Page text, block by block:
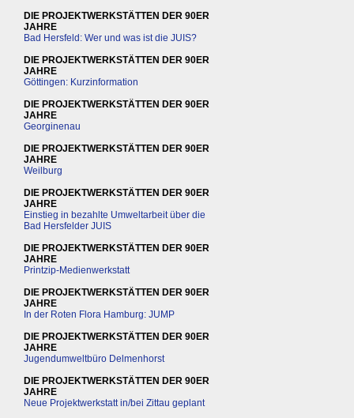
DIE PROJEKTWERKSTÄTTEN DER 90ER
JAHRE
Bad Hersfeld: Wer und was ist die JUIS?
DIE PROJEKTWERKSTÄTTEN DER 90ER
JAHRE
Göttingen: Kurzinformation
DIE PROJEKTWERKSTÄTTEN DER 90ER
JAHRE
Georginenau
DIE PROJEKTWERKSTÄTTEN DER 90ER
JAHRE
Weilburg
DIE PROJEKTWERKSTÄTTEN DER 90ER
JAHRE
Einstieg in bezahlte Umweltarbeit über die
Bad Hersfelder JUIS
DIE PROJEKTWERKSTÄTTEN DER 90ER
JAHRE
Printzip-Medienwerkstatt
DIE PROJEKTWERKSTÄTTEN DER 90ER
JAHRE
In der Roten Flora Hamburg: JUMP
DIE PROJEKTWERKSTÄTTEN DER 90ER
JAHRE
Jugendumweltbüro Delmenhorst
DIE PROJEKTWERKSTÄTTEN DER 90ER
JAHRE
Neue Projektwerkstatt in/bei Zittau geplant